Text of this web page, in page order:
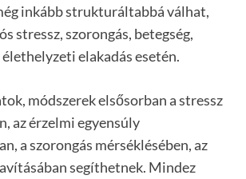
inkább strukturáltabbá válhat,
stressz, szorongás, betegség,
élethelyzeti elakadás esetén.
módszerek elsősorban a stressz
az érzelmi egyensúly
a szorongás mérséklésében, az
segíthetnek. Mindez